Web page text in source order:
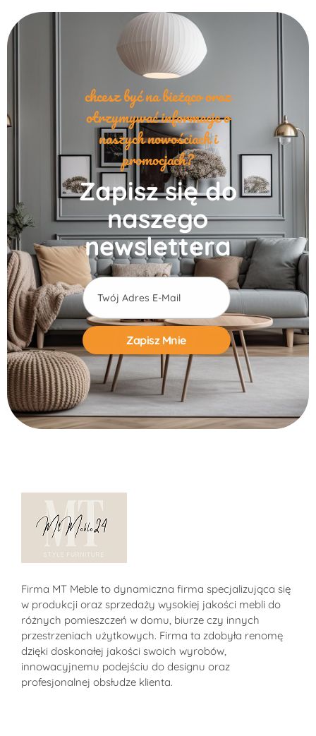
chcesz być na bieżąco oraz
otrzymywać informacje o
naszych nowościach i
promocjach?
Zapisz się do
naszego
newslettera
Alternative:
Firma MT Meble to dynamiczna firma specjalizująca się
w produkcji oraz sprzedaży wysokiej jakości mebli do
różnych pomieszczeń w domu, biurze czy innych
przestrzeniach użytkowych. Firma ta zdobyła renomę
dzięki doskonałej jakości swoich wyrobów,
innowacyjnemu podejściu do designu oraz
profesjonalnej obsłudze klienta.